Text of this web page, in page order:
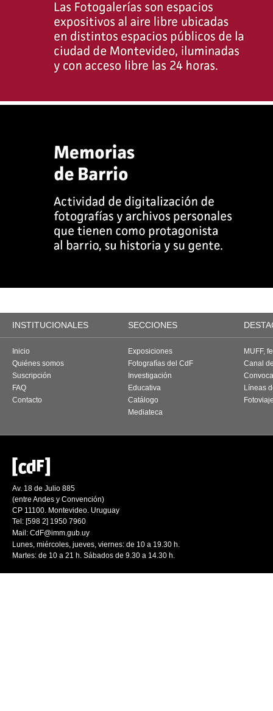
INSTITUCIONALES SECCIONES
Inicio
Quiénes somos
Suscripción
FAQ
Contacto
Exposiciones
Fotografías del CdF
Investigación
Educativa
Catálogo
Mediateca
MUFF,
Canal
Líneas
Av. 18 de Julio 885
(entre Andes y Convención)
CP 11100. Montevideo. Uruguay
Tel: [598 2] 1950 7960
Mail: CdF@imm.gub.uy
Lunes, miércoles, jueves, viernes: de 10 a 19.30 h.
Martes: de 10 a 21 h. Sábados de 9.30 a 14.30 h.